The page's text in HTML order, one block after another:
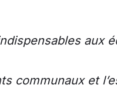
aux
communaux et